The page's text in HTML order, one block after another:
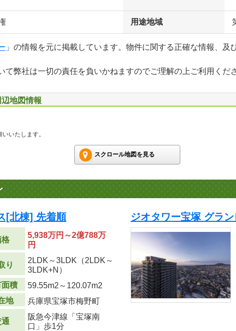
用途地域
」の情報を元に掲載しています。物件に関する正確な情報、
弊社は一切の責任を負いかねますのでご理解の上ご利用くだ
地図情報
いたします。
スクロール地図を見る
[北棟] 先着順
格
5,938万円～2億788万
円
り
2LDK～3LDK（2LDK～
3LDK+N）
積
59.55m2 ～120.07m2
地
兵庫県宝塚市梅野町
阪急今津線「宝塚南
口」歩1分
ジオタワー宝塚 グラ